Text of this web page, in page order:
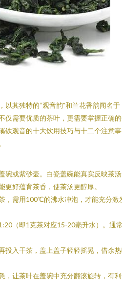
以其独特的“观音韵”和兰花香韵闻名于
仅需要优质的茶叶，更需要掌握正确
铁观音的十大饮用技巧与十二个注意事
碗或紫砂壶。白瓷盖碗能真实反映茶
好蕴育茶香，使茶汤更醇厚。
，需用100℃的沸水冲泡，才能充分激
（即1克茶对应15-20毫升水）。通
投入干茶，盖上盖子轻轻摇晃，借余
，让茶叶在盖碗中充分翻滚旋转，有